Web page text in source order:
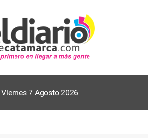
Viernes 7 Agosto 2026